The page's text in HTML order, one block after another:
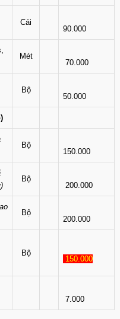
Cái
90.000
Mét
70.000
Bộ
50.000
Bộ
150.000
Bộ
200.000
Bộ
200.000
Bộ
150.000
7.000